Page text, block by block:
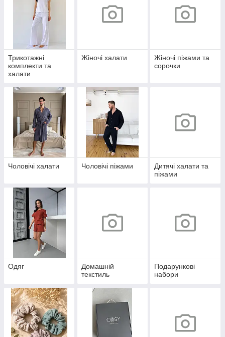
Трикотажні
комплекти та
халати
Жіночі халати
Жіночі піжами та
сорочки
Чоловічі халати Чоловічі піжами
Дитячі халати та
піжами
Одяг
Домашній
текстиль
Подарункові
набори